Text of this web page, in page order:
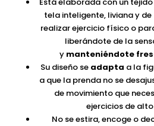
tela inteligente, liviana y
realizar ejercicio físico o
liberándote de la
ymanteniéndote
Su diseño se adapta a la
a que la prenda no se
de movimiento que
ejercicios de
No se estira, encoge o